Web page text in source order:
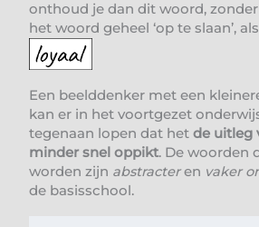
onthoud je dan dit woord,
het woord geheel ‘op te slaan’,
Een beelddenker met een
kan er in het voortgezet
tegenaan lopen dat het de uitleg
minder snel oppikt. De woorden
worden zijn abstracteren vaker
de basisschool.